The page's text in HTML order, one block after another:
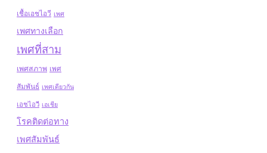
เชื้อเอชไอวี เพศ
เพศทางเลือก
เพศที่สาม
เพศสภาพ เพศ
สัมพันธ์ เพศเดียวกัน
เอชไอวี เอเชีย
โรคติดต่อทาง
เพศสัมพันธ์